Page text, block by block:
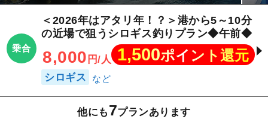
乗合
＜2026年はアタリ年！？＞港から5～10分
の近場で狙うシロギス釣りプラン◆午前◆
8,000 円/人 1,500ポイント還元
シロギス
他にも 7プランあります